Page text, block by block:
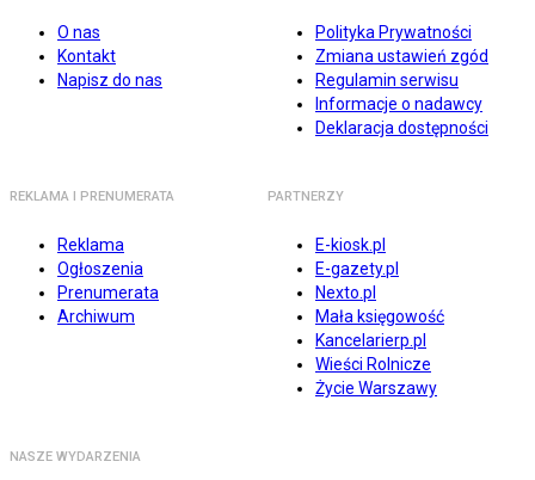
O nas
Kontakt
Napisz do nas
Polityka Prywatności
Zmiana ustawień zgód
Regulamin serwisu
Informacje o nadawcy
Deklaracja dostępności
REKLAMA I PRENUMERATA
Reklama
Ogłoszenia
Prenumerata
Archiwum
PARTNERZY
E-kiosk.pl
E-gazety.pl
Nexto.pl
Mała księgowość
Kancelarierp.pl
Wieści Rolnicze
Życie Warszawy
NASZE WYDARZENIA